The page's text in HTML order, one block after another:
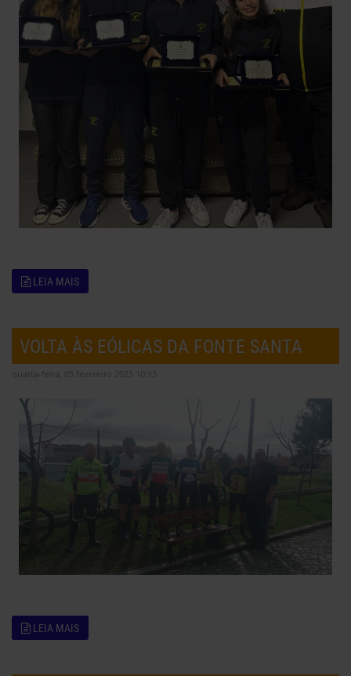
LEIA MAIS
VOLTA ÀS EÓLICAS DA FONTE SANTA
quarta-feira, 05 fevereiro 2025 10:13
LEIA MAIS